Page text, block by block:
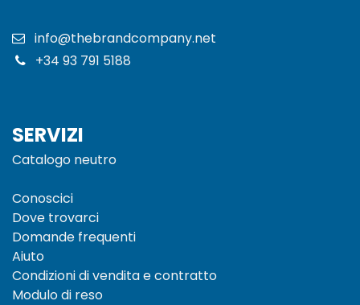
info@thebrandcompany.net
+34 93 791 5188​
SERVIZI
Catalogo neutro
Conoscici
Dove trovarci
Domande frequenti
Aiuto
Condizioni di vendita econtratto
Modulo di reso